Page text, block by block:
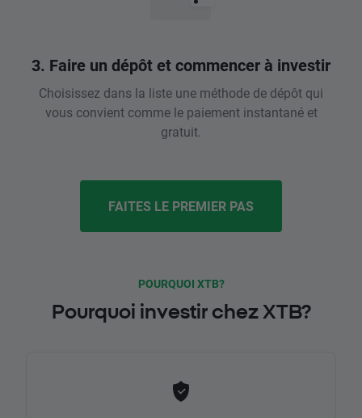
3. Faire un dépôt et commencer à investir
Choisissez dans la liste une méthode de dépôt qui
vous convient comme le paiement instantané et
gratuit.
FAITES LE PREMIER PAS
POURQUOI XTB?
Pourquoi investir chez XTB?